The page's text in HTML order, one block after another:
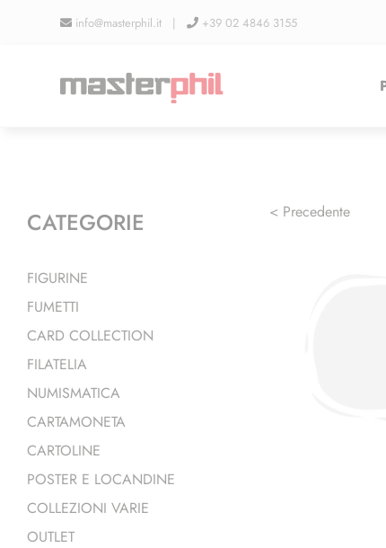
info@masterphil.it | +39 02 4846 3155
< Precedente
CATEGORIE
FIGURINE
FUMETTI
CARD COLLECTION
FILATELIA
NUMISMATICA
CARTAMONETA
CARTOLINE
POSTER E LOCANDINE
COLLEZIONI VARIE
OUTLET